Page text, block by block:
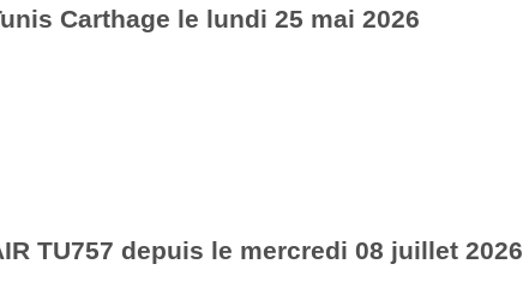
Carthage le lundi 25 mai 2026
TU757 depuis le mercredi 08 juillet 2026